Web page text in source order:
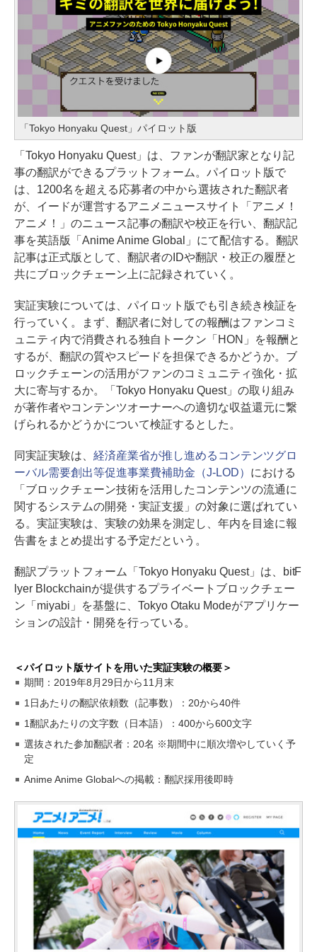
「Tokyo Honyaku Quest」パイロット版
「Tokyo Honyaku Quest」は、ファンが翻訳家となり記
事の翻訳ができるプラットフォーム。パイロット版で
は、1200名を超える応募者の中から選抜された翻訳者
が、イードが運営するアニメニュースサイト「アニメ！
アニメ！」のニュース記事の翻訳や校正を行い、翻訳記
事を英語版「Anime Anime Global」にて配信する。翻訳
記事は正式版として、翻訳者のIDや翻訳・校正の履歴と
共にブロックチェーン上に記録されていく。
実証実験については、パイロット版でも引き続き検証を
行っていく。まず、翻訳者に対しての報酬はファンコミ
ュニティ内で消費される独自トークン「HON」を報酬と
するが、翻訳の質やスピードを担保できるかどうか。ブ
ロックチェーンの活用がファンのコミュニティ強化・拡
大に寄与するか。「Tokyo Honyaku Quest」の取り組み
が著作者やコンテンツオーナーへの適切な収益還元に繋
げられるかどうかについて検証するとした。
同実証実験は、 経済産業省が推し進めるコンテンツグロ
ーバル需要創出等促進事業費補助金（J-LOD） における
「ブロックチェーン技術を活用したコンテンツの流通に
関するシステムの開発・実証支援」の対象に選ばれてい
る。実証実験は、実験の効果を測定し、年内を目途に報
告書をまとめ提出する予定だという。
翻訳プラットフォーム「Tokyo Honyaku Quest」は、bitF
lyer Blockchainが提供するプライベートブロックチェー
ン「miyabi」を基盤に、Tokyo Otaku Modeがアプリケー
ションの設計・開発を行っている。
＜パイロット版サイトを用いた実証実験の概要＞
期間：2019年8月29日から11月末
1日あたりの翻訳依頼数（記事数）：20から40件
1翻訳あたりの文字数（日本語）：400から600文字
選抜された参加翻訳者：20名 ※期間中に順次増やしていく予
定
Anime Anime Globalへの掲載：翻訳採用後即時